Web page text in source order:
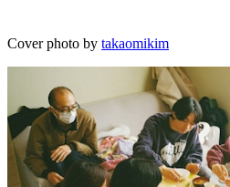
Cover photo by takaomikim